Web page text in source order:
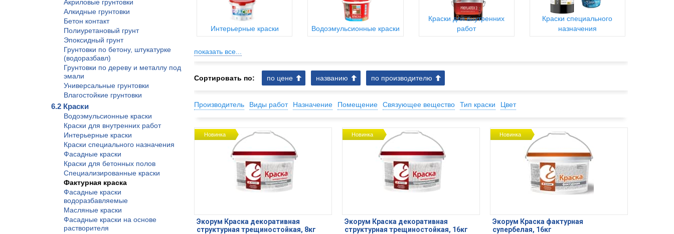
Акриловые грунтовки
Алкидные грунтовки
Бетон контакт
Полиуретановый грунт
Эпоксидный грунт
Грунтовки по бетону, штукатурке
(водоразбавл)
Грунтовки по дереву и металлу под
эмали
Универсальные грунтовки
Влагостойкие грунтовки
6.2 Краски
Водоэмульсионные краски
Краски для внутренних работ
Интерьерные краски
Краски специального назначения
Фасадные краски
Краски для бетонных полов
Специализированные краски
Фактурная краска
Фасадные краски
водоразбавляемые
Масляные краски
Фасадные краски на основе
растворителя
Интерьерные краски Водоэмульсионные краски
Краски для внутренних
работ
Краски специального
назначения
показать все...
Сортировать по: по цене названию по производителю
Производитель Виды работ Назначение Помещение Связующее вещество Тип краски Цвет
Новинка
Экорум Краска декоративная
структурная трещиностойкая, 8кг
Новинка
Экорум Краска декоративная
структурная трещиностойкая, 16кг
Новинка
Экорум Краска фактурная
супербелая, 16кг